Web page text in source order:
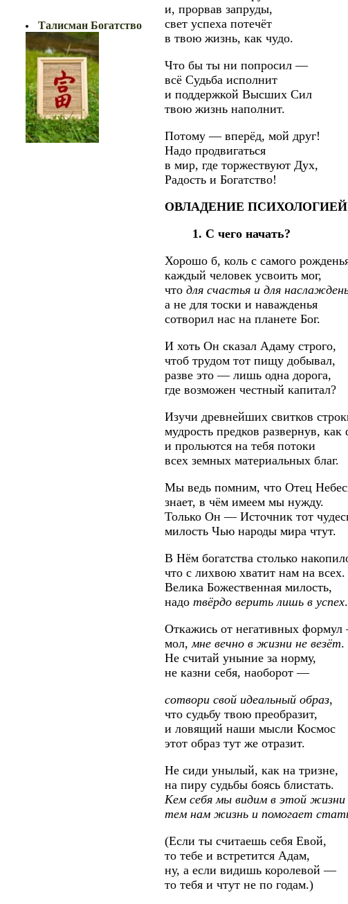
Талисман Богатство
и, прорвав запруды,
свет успеха потечёт
в твою жизнь, как чудо.
Что бы ты ни попросил —
всё Судьба исполнит
и поддержкой Высших Сил
твою жизнь наполнит.
Потому — вперёд, мой друг!
Надо продвигаться
в мир, где торжествуют Дух,
Радость и Богатство!
ОВЛАДЕНИЕ ПСИХОЛОГИЕЙ
1. С чего начать?
Хорошо б, коль с самого
каждый человек усвоить мог,
что для счастья и для
а не для тоски и наважденья
сотворил нас на планете Бог.
И хоть Он сказал Адаму строго,
чтоб трудом тот пищу добывал,
разве это — лишь одна дорога,
где возможен честный капитал?
Изучи древнейших свитков
мудрость предков развернув, как
и прольются на тебя потоки
всех земных материальных благ.
Мы ведь помним, что Отец
знает, в чём имеем мы нужду.
Только Он — Источник тот
милость Чью народы мира чтут.
В Нём богатства столько
что с лихвою хватит нам на всех.
Велика Божественная милость,
надо твёрдо верить лишь в успех.
Откажись от негативных
мол,мне вечно в жизни не везёт.
Не считай уныние за норму,
не казни себя, наоборот —
сотвори свой идеальный образ,
что судьбу твою преобразит,
и ловящий наши мысли Космос
этот образ тут же отразит.
Не сиди унылый, как на тризне,
на пиру судьбы боясь блистать.
Кем себя мы видим в этой
тем нам жизнь и помогает
(Если ты считаешь себя Евой,
то тебе и встретится Адам,
ну, а если видишь королевой —
то тебя и чтут не по годам.)